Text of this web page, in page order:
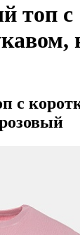
топ с
с